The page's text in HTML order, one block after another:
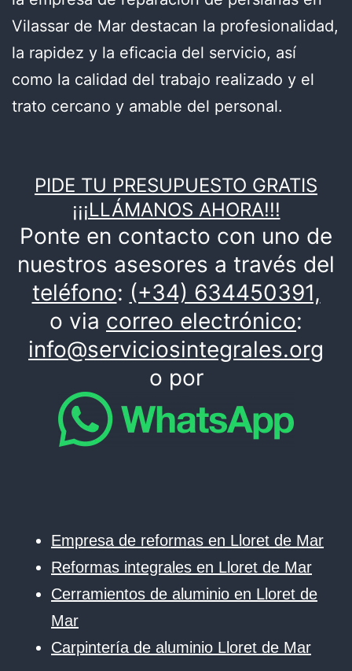
Vilassar de Mar destacan la profesionalidad,
la rapidez y la eficacia del servicio, así
como la calidad del trabajo realizado y el
trato cercano y amable del personal.
PIDE TU PRESUPUESTO GRATIS
¡¡¡LLÁMANOS AHORA!!!
Ponte en contacto con uno de
nuestros asesores a través del
teléfono: (+34) 634450391,
o via correo electrónico:
info@serviciosintegrales.org
o por
Empresa de reformas en Lloret de Mar
Reformas integrales en Lloret de Mar
Cerramientos de aluminio en Lloret de
Mar
Carpintería de aluminio Lloret de Mar